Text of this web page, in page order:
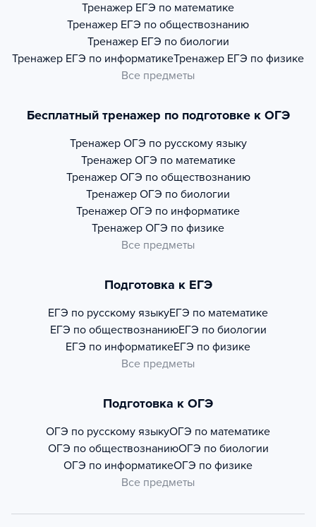
Тренажер ЕГЭ по математике
Тренажер ЕГЭ по обществознанию
Тренажер ЕГЭ по биологии
Тренажер ЕГЭ по информатикеТренажер ЕГЭ по физике
Все предметы
Бесплатный тренажер по подготовке к ОГЭ
Тренажер ОГЭ по русскому языку
Тренажер ОГЭ по математике
Тренажер ОГЭ по обществознанию
Тренажер ОГЭ по биологии
Тренажер ОГЭ по информатике
Тренажер ОГЭ по физике
Все предметы
Подготовка к ЕГЭ
ЕГЭ по русскому языкуЕГЭ по математике
ЕГЭ по обществознаниюЕГЭ по биологии
ЕГЭ по информатикеЕГЭ по физике
Все предметы
Подготовка к ОГЭ
ОГЭ по русскому языкуОГЭ по математике
ОГЭ по обществознаниюОГЭ по биологии
ОГЭ по информатикеОГЭ по физике
Все предметы